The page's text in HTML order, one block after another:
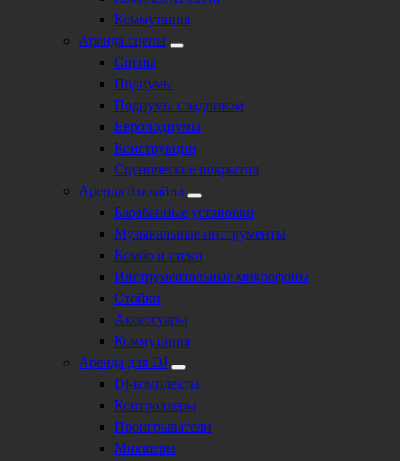
Коммутация
Аренда сцены
Сцены
Подиумы
Подиумы с задником
Европодиумы
Конструкции
Сценические покрытия
Аренда бэклайна
Барабанные установки
Музыкальные инструменты
Комбо и стеки
Инструментальные микрофоны
Стойки
Аксессуары
Коммутация
Аренда для DJ
Dj-комплекты
Контроллеры
Проигрыватели
Микшеры